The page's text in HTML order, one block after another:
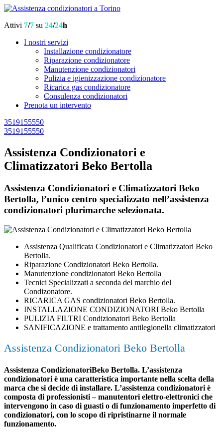
Attivi 7/7 su 24/24h
I nostri servizi
Installazione condizionatore
Riparazione condizionatore
Manutenzione condizionatori
Pulizia e igienizzazione condizionatore
Ricarica gas condizionatore
Consulenza condizionatori
Prenota un intervento
3519155550
3519155550
Assistenza Condizionatori e
Climatizzatori Beko Bertolla
Assistenza Condizionatori e Climatizzatori Beko
Bertolla, l’unico centro specializzato nell’assistenza
condizionatori plurimarche selezionata.
Assistenza Qualificata Condizionatori e Climatizzatori Beko
Bertolla.
Riparazione Condizionatori Beko Bertolla.
Manutenzione condizionatori Beko Bertolla
Tecnici Specializzati a seconda del marchio del
Condizonatore.
RICARICA GAS condizionatori Beko Bertolla.
INSTALLAZIONE CONDIZIONATORI Beko Bertolla
PULIZIA FILTRI Condizionatori Beko Bertolla
SANIFICAZIONE e trattamento antilegionella climatizzatori
Assistenza Condizionatori Beko Bertolla
Assistenza CondizionatoriBeko Bertolla. L’assistenza
condizionatori è una caratteristica importante nella scelta della
marca che si decide di installare. L’assistenza condizionatori è
composta di professionisti – manutentori elettro-elettronici che
intervengono in caso di guasti o di funzionamento imperfetto di
condizionatori, con lo scopo di ripristinarne il normale
funzionamento.